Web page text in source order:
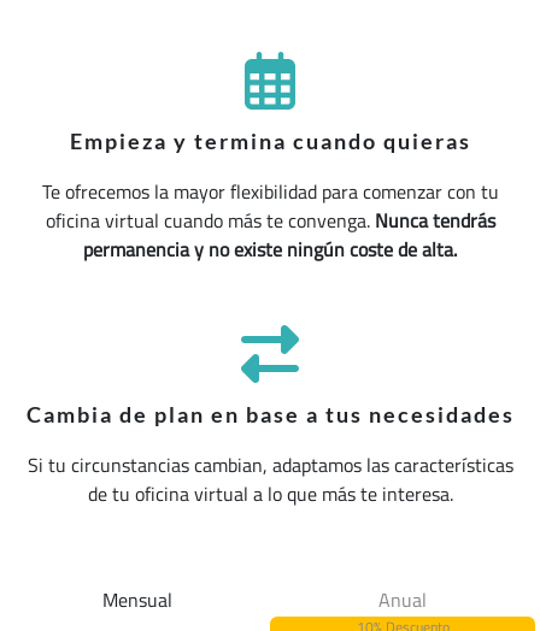
Empieza y termina cuando quieras
Te ofrecemos la mayor flexibilidad para comenzar con tu
oficina virtual cuando más te convenga.Nunca tendrás
permanencia y no existe ningún coste de alta.
Cambia de plan en base a tus necesidades
Si tu circunstancias cambian, adaptamos las características
de tu oficina virtual a lo que más te interesa.
Mensual Anual